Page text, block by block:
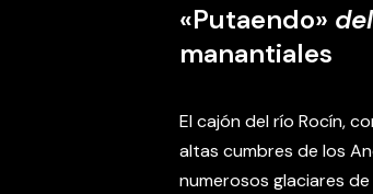
«Putaendo»
manantiales
El cajón del río Rocín,
altas cumbres de los
numerosos glaciares